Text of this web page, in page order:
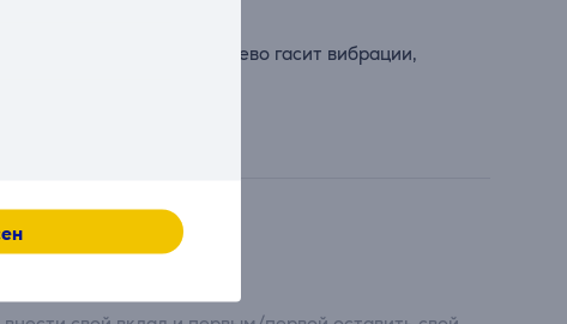
бутылки на месте. Дерево гасит вибрации,
к винам.